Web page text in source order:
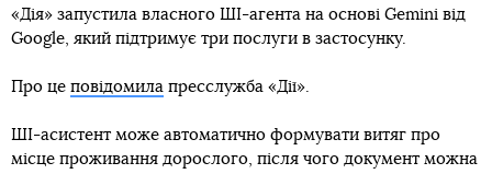
«Дія» запустила власного ШІ-агента на основі Gemini від
Google, який підтримує три послуги в застосунку.
Про це повідомила пресслужба «Дії».
ШІ-асистент може автоматично формувати витяг про
місце проживання дорослого, після чого документ можна